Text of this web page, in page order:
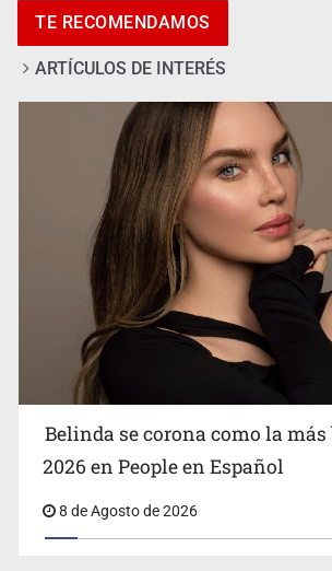
vecinos en Mirador de San Isidro
Ciclosporiasis no representa un riesgo
masivo
TE RECOMENDAMOS
ARTÍCULOS DE INTERÉS
Belinda se corona como la más
2026 en People en Español
8 de Agosto de 2026